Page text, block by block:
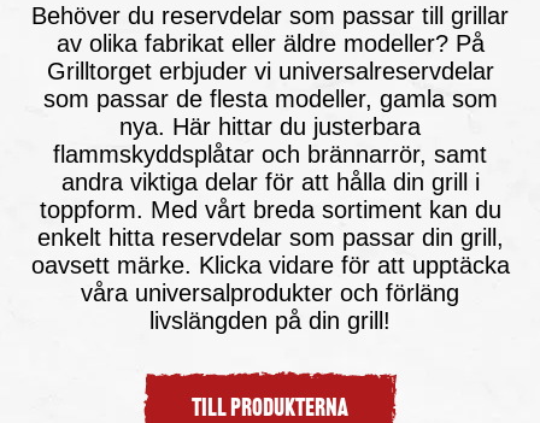
Behöver du reservdelar som passar till grillar
av olika fabrikat eller äldre modeller? På
Grilltorget erbjuder vi universalreservdelar
som passar de flesta modeller, gamla som
nya. Här hittar du justerbara
flammskyddsplåtar och brännarrör, samt
andra viktiga delar för att hålla din grill i
toppform. Med vårt breda sortiment kan du
enkelt hitta reservdelar som passar din grill,
oavsett märke. Klicka vidare för att upptäcka
våra universalprodukter och förläng
livslängden på din grill!
TILL PRODUKTERNA